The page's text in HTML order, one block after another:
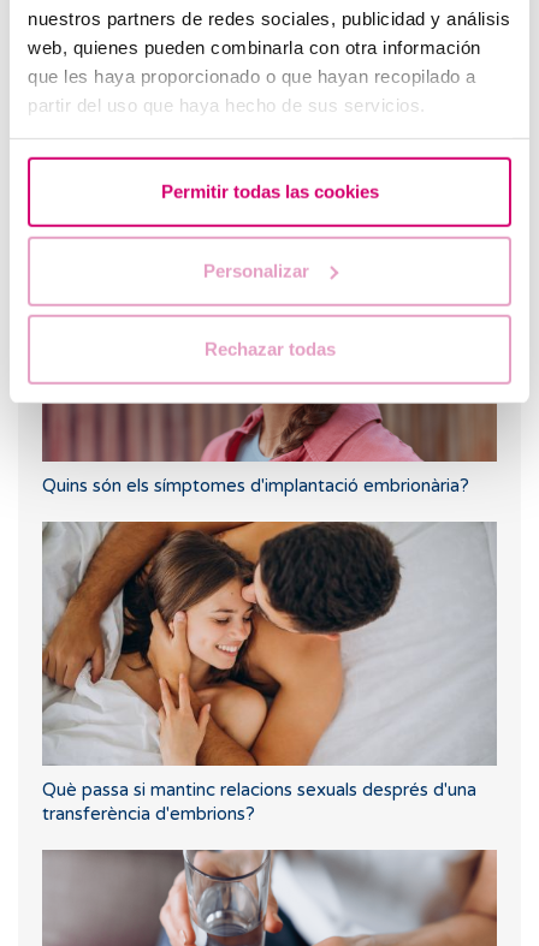
nuestros partners de redes sociales, publicidad y análisis
web, quienes pueden combinarla con otra información
que les haya proporcionado o que hayan recopilado a
partir del uso que haya hecho de sus servicios.
Permitir todas las cookies
Personalizar
Rechazar todas
Primera ecografia després d'una FIV o ovodonació
Fertilitat inclusiva: camins cap a la maternitat per a la
comunitat LGTBI+
Quins són els símptomes d'implantació embrionària?
Què passa si mantinc relacions sexuals després d'una
transferència d'embrions?